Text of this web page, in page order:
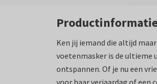
Ken jij iemand die altijd
voetenmasker is de ultieme
ontspannen. Of je nu een
voor haar verjaardag of een